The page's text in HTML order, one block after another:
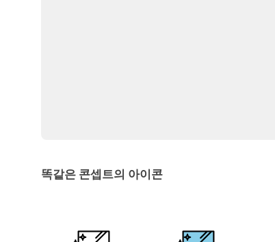
똑같은 콘셉트의 아이콘